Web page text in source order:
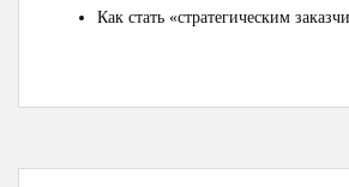
Как стать «стратегическим